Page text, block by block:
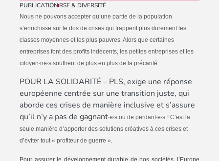
PUBLICATION RSE & DIVERSITÉ
Nous ne pouvons accepter qu’une partie de la population
s’enrichisse sur le dos de crises qui frappent plus durement les
classes moyennes et les plus pauvres. Alors que certaines
entreprises font des profits indécents, les petites entreprises et les
citoyen‧ne‧s souffrent de plus en plus de la précarité.
POUR LA SOLIDARITÉ – PLS, exige une réponse
européenne centrée sur une transition juste, qui
aborde ces crises de manière inclusive et s’assure
qu’il n’y a pas de gagnant‧e‧s ou de perdant‧e‧s ! C’est la
seule manière d’apporter des solutions créatives à ces crises et
d’éviter tout « profiteur de guerre ».
Pour assurer le développement durable de nos sociétés, l’Europe